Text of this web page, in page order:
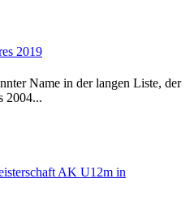
2019
Name in der langen Liste, der
2004...
AK U12m in